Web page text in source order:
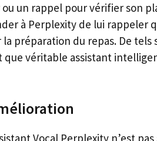
un rappel pour vérifier son
à Perplexity de lui rappeler
préparation du repas. De
que véritable assistant